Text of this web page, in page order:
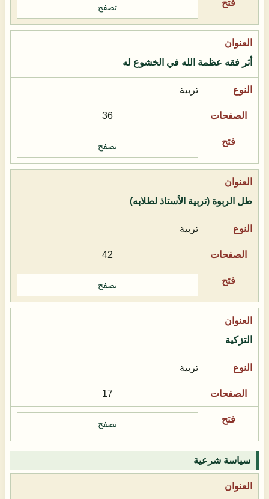
تصفح
أثر فقه عظمة الله في الخشوع له
تربية
36
تصفح
طل الربوة (تربية الأستاذ لطلابه)
تربية
42
تصفح
التزكية
تربية
17
تصفح
سياسة شرعية